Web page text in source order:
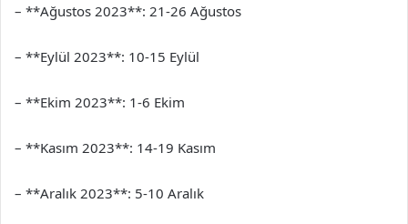
– **Ağustos 2023**: 21-26 Ağustos
– **Eylül 2023**: 10-15 Eylül
– **Ekim 2023**: 1-6 Ekim
– **Kasım 2023**: 14-19 Kasım
– **Aralık 2023**: 5-10 Aralık